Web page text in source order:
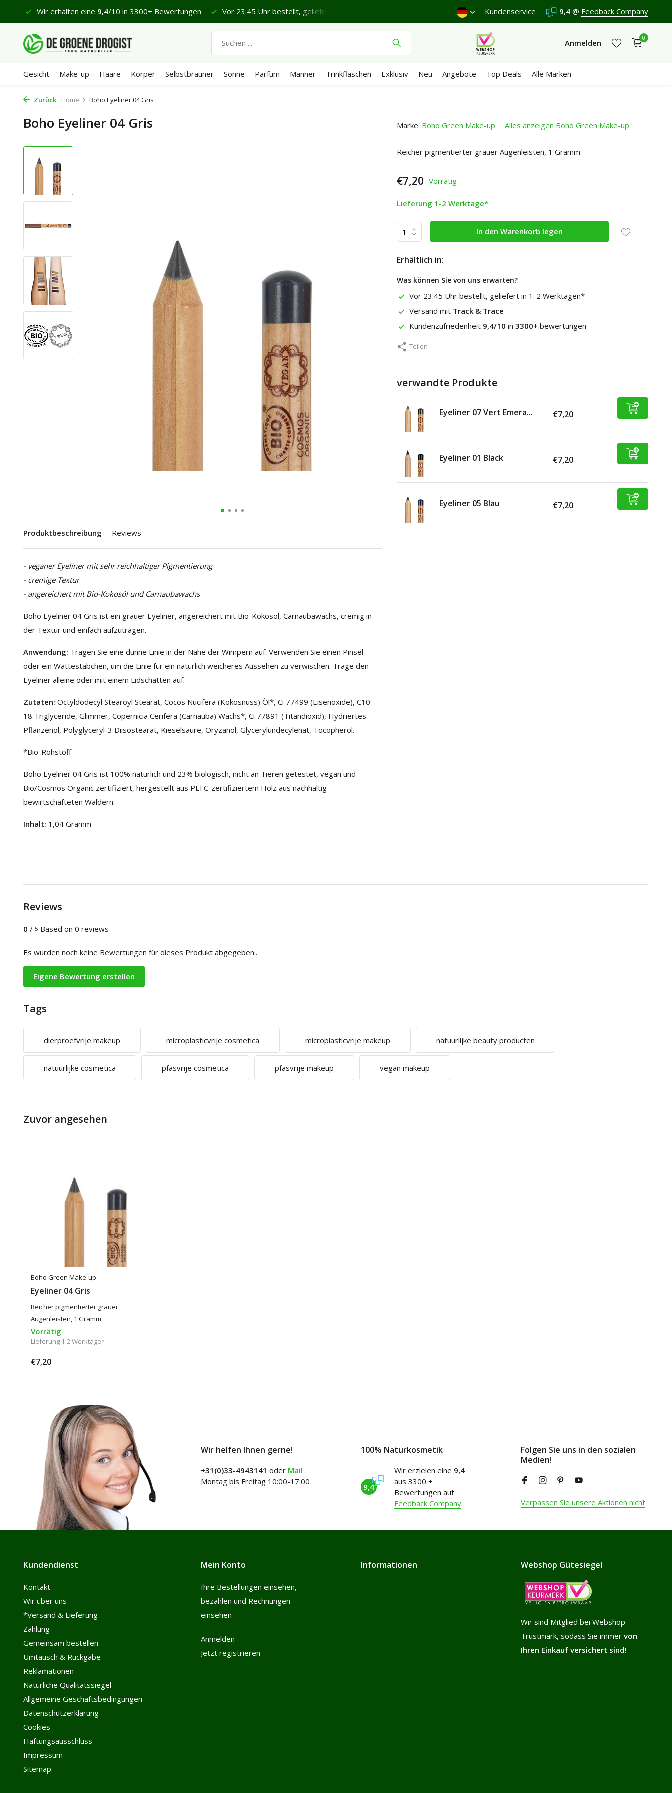
Wir erhalten eine 9,4/10 in 3300+ Bewertungen Vor 23:45 Uhr bestellt, geliefert in 1-2 Werktagen* Schönen Donnerstag. Versand €5,95 (DE)Kostenlosab €65
Kundenservice 9,4 @ Feedback Company
Anmelden
0
Gesicht Make-up Haare Körper Selbstbräuner Sonne Parfüm Männer Trinkflaschen Exklusiv Neu Angebote Top Deals Alle Marken
Zurück Home Boho Eyeliner 04 Gris
Boho Eyeliner 04 Gris
Produktbeschreibung Reviews
- veganer Eyeliner mit sehr reichhaltiger Pigmentierung
- cremige Textur
- angereichert mit Bio-Kokosöl und Carnaubawachs
Boho Eyeliner 04 Gris ist ein grauer Eyeliner, angereichert mit Bio-Kokosöl, Carnaubawachs, cremig in
der Textur und einfach aufzutragen.
Anwendung: Tragen Sie eine dünne Linie in der Nähe der Wimpern auf. Verwenden Sie einen Pinsel
oder ein Wattestäbchen, um die Linie für ein natürlich weicheres Aussehen zu verwischen. Trage den
Eyeliner alleine oder mit einem Lidschatten auf.
Zutaten: Octyldodecyl Stearoyl Stearat, Cocos Nucifera (Kokosnuss) Öl*, Ci 77499 (Eisenoxide), C10-
18 Triglyceride, Glimmer, Copernicia Cerifera (Carnauba) Wachs*, Ci 77891 (Titandioxid), Hydriertes
Pflanzenöl, Polyglyceryl-3 Diisostearat, Kieselsäure, Oryzanol, Glycerylundecylenat, Tocopherol.
*Bio-Rohstoff
Boho Eyeliner 04 Gris ist 100% natürlich und 23% biologisch, nicht an Tieren getestet, vegan und
Bio/Cosmos Organic zertifiziert, hergestellt aus PEFC-zertifiziertem Holz aus nachhaltig
bewirtschafteten Wäldern.
Inhalt: 1,04 Gramm
Marke: Boho Green Make-up Alles anzeigen Boho Green Make-up
Reicher pigmentierter grauer Augenleisten, 1 Gramm
€7,20 Vorrätig
Lieferung 1-2 Werktage*
In den Warenkorb legen
Erhältlich in:
Was können Sie von uns erwarten?
Vor 23:45 Uhr bestellt, geliefert in 1-2 Werktagen*
Versand mit Track & Trace
Kundenzufriedenheit 9,4/10 in 3300+ bewertungen
Teilen
verwandte Produkte
Eyeliner 07 Vert Emera... €7,20
Eyeliner 01 Black €7,20
Eyeliner 05 Blau €7,20
Reviews
0 / 5 Based on 0 reviews
Es wurden noch keine Bewertungen für dieses Produkt abgegeben..
Eigene Bewertung erstellen
Tags
dierproefvrije makeup microplasticvrije cosmetica microplasticvrije makeup natuurlijke beauty producten
natuurlijke cosmetica pfasvrije cosmetica pfasvrije makeup vegan makeup
Zuvor angesehen
Boho Green Make-up
Eyeliner 04 Gris
Reicher pigmentierter grauer
Augenleisten, 1 Gramm
Vorrätig
Lieferung 1-2 Werktage*
€7,20
Wir helfen Ihnen gerne!
+31(0)33-4943141 oder Mail
Montag bis Freitag 10:00-17:00
100% Naturkosmetik
9,4
Wir erzielen eine 9,4
aus 3300 +
Bewertungen auf
Feedback Company
Folgen Sie uns in den sozialen
Medien!
Verpassen Sie unsere Aktionen nicht
Kundendienst
Kontakt
Wir über uns
*Versand & Lieferung
Zahlung
Gemeinsam bestellen
Umtausch & Rückgabe
Reklamationen
Natürliche Qualitätssiegel
Allgemeine Geschäftsbedingungen
Datenschutzerklärung
Cookies
Haftungsausschluss
Impressum
Sitemap
Mein Konto
Ihre Bestellungen einsehen,
bezahlen und Rechnungen
einsehen
Anmelden
Jetzt registrieren
Informationen Webshop Gütesiegel
Wir sind Mitglied bei Webshop
Trustmark, sodass Sie immer von
Ihren Einkauf versichert sind!